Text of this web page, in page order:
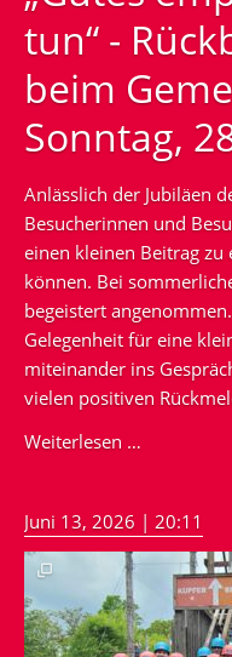
tun“ -
beim
Sonntag,
Anlässlich der Jubiläen
Besucherinnen und
einen kleinen Beitrag zu
können. Bei
begeistert
Gelegenheit für eine
miteinander ins
vielen positiven
Weiterlesen …
Gutes
tun“
Rückblick
-
Juni 13, 2026 | 20:11